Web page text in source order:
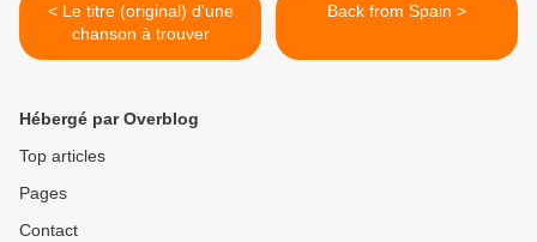
< Le titre (original) d'une
chanson à trouver
Back from Spain >
Hébergé par Overblog
Top articles
Pages
Contact